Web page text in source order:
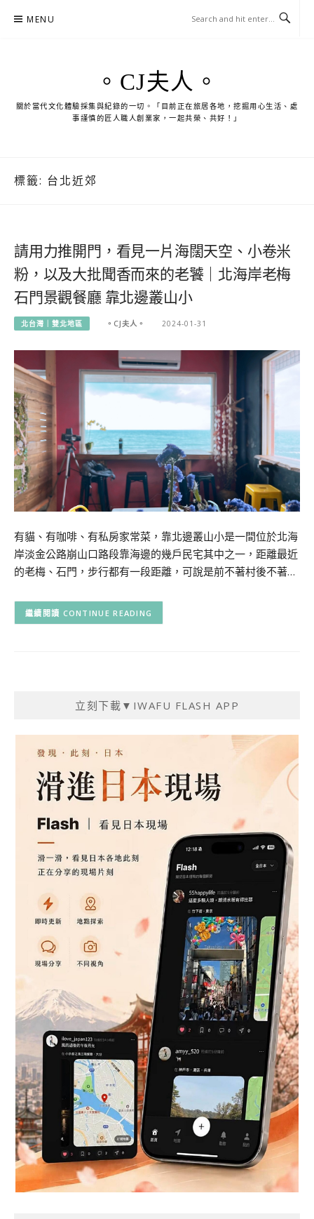
MENU
。CJ夫人。
關於當代文化體驗採集與紀錄的一切。「目前正在旅居各地，挖掘用心生活、處
事謹慎的匠人職人創業家，一起共榮、共好！」
標籤: 台北近郊
請用力推開門，看見一片海闊天空、小卷米
粉，以及大批聞香而來的老饕｜北海岸老梅
石門景觀餐廳 靠北邊叢山小
北台灣｜雙北地區 。CJ夫人。 2024-01-31
有貓、有咖啡、有私房家常菜，靠北邊叢山小是一間位於北海
岸淡金公路崩山口路段靠海邊的幾戶民宅其中之一，距離最近
的老梅、石門，步行都有一段距離，可說是前不著村後不著…
CONTINUE READING
立刻下載▼IWAFU FLASH APP